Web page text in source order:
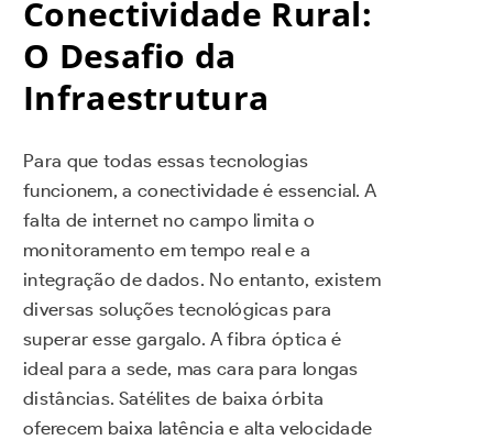
Conectividade Rural:
O Desafio da
Infraestrutura
Para que todas essas tecnologias
funcionem, a conectividade é essencial. A
falta de internet no campo limita o
monitoramento em tempo real e a
integração de dados. No entanto, existem
diversas soluções tecnológicas para
superar esse gargalo. A fibra óptica é
ideal para a sede, mas cara para longas
distâncias. Satélites de baixa órbita
oferecem baixa latência e alta velocidade